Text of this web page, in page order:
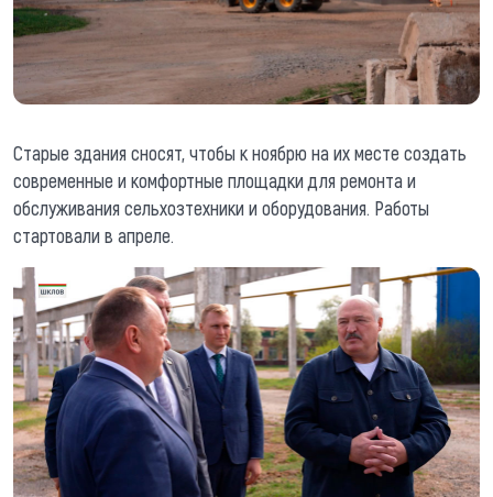
Старые здания сносят, чтобы к ноябрю на их месте создать
современные и комфортные площадки для ремонта и
обслуживания сельхозтехники и оборудования. Работы
стартовали в апреле.